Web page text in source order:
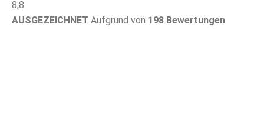
8,8
AUSGEZEICHNET Aufgrund von 198 Bewertungen